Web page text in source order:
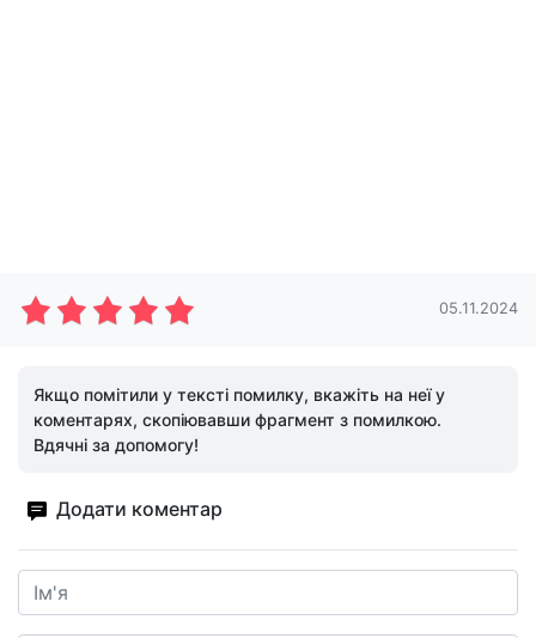
05.11.2024
Якщо помітили у тексті помилку, вкажіть на неї у
коментарях, скопіювавши фрагмент з помилкою.
Вдячні за допомогу!
Додати коментар